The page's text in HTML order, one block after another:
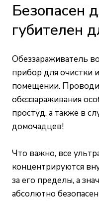
Безопасен
губителен
Обеззараживатель
прибор для очистки
помещении.
обеззараживания
простуд, а также в
домочадцев!
Что важно, все
концентрируются
за его пределы, а
абсолютно